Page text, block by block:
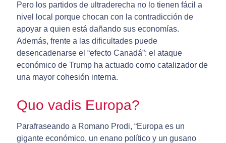
Pero los partidos de ultraderecha no lo tienen fácil a
nivel local porque chocan con la contradicción de
apoyar a quien está dañando sus economías.
Además, frente a las dificultades puede
desencadenarse el “efecto Canadá”: el ataque
económico de Trump ha actuado como catalizador de
una mayor cohesión interna.
Quo vadis Europa?
Parafraseando a Romano Prodi, “Europa es un
gigante económico, un enano político y un gusano